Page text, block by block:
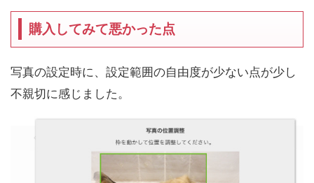
購入してみて悪かった点
写真の設定時に、設定範囲の自由度が少ない点が少し
不親切に感じました。